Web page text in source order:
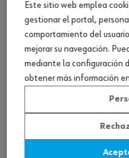
Tuerca bloqueo
radial ang.
Ver
Este sitio web emplea
gestionar el portal,
comportamiento del
mejorar su navegación.
mediante la configuración
obtener más información